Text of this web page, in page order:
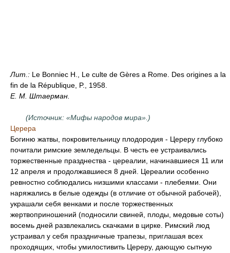
Лит.: Le Bonniec Н., Le culte de Gères a Rome. Des origines a la
fin de la République, P., 1958.
E. М. Штаерман.
(Источник: «Мифы народов мира».)
Церера
Богиню жатвы, покровительницу плодородия - Цереру глубоко
почитали римские земледельцы. В честь ее устраивались
торжественные празднества - цереалии, начинавшиеся 11 или
12 апреля и продолжавшиеся 8 дней. Цереалии особенно
ревностно соблюдались низшими классами - плебеями. Они
наряжались в белые одежды (в отличие от обычной рабочей),
украшали себя венками и после торжественных
жертвоприношений (подносили свиней, плоды, медовые соты)
восемь дней развлекались скачками в цирке. Римский люд
устраивал у себя праздничные трапезы, приглашая всех
проходящих, чтобы умилостивить Цереру, дающую сытную